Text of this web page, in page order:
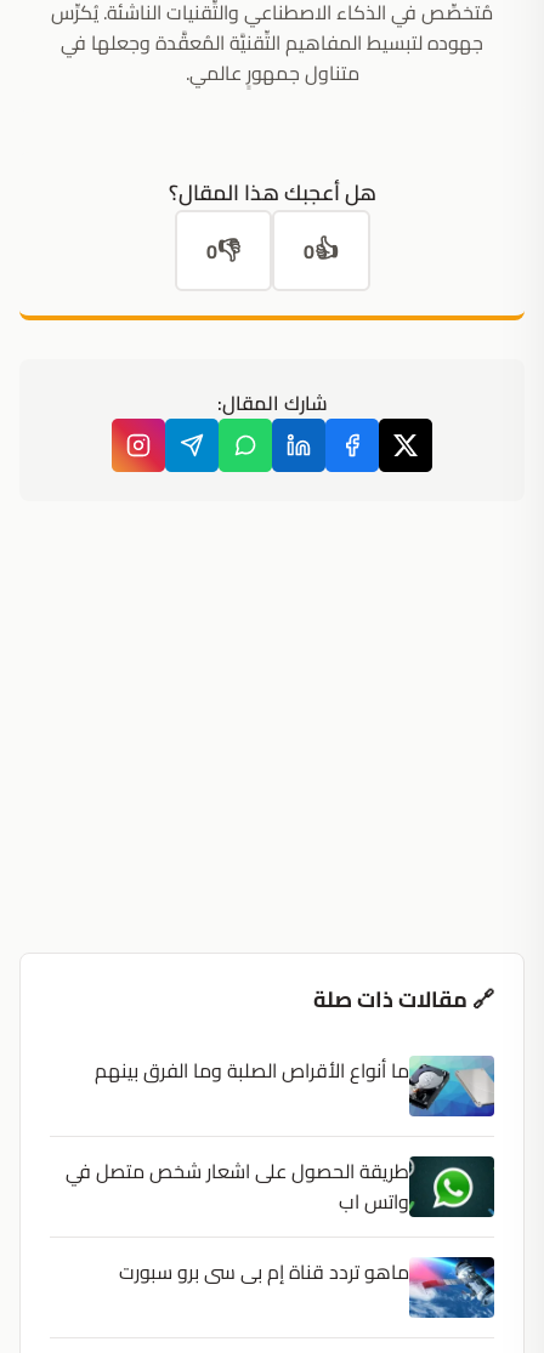
مُتخصِّص في الذكاء الاصطناعي والتِّقنيات الناشئة. يُكرِّس
جهوده لتبسيط المفاهيم التِّقنيَّة المُعقَّدة وجعلها في
متناول جمهورٍ عالمي.
هل أعجبك هذا المقال؟
👍
0
👎
0
شارك المقال:
🔗 مقالات ذات صلة
ما أنواع الأقراص الصلبة وما الفرق بينهم
طريقة الحصول على اشعار شخص متصل في
واتس اب
ماهو تردد قناة إم بى سى برو سبورت